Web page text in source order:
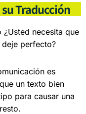
Traducción
necesita que
perfecto?
es
un texto bien
para causar una